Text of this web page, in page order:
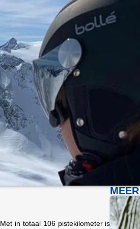
in totaal 106 pistekilometer is